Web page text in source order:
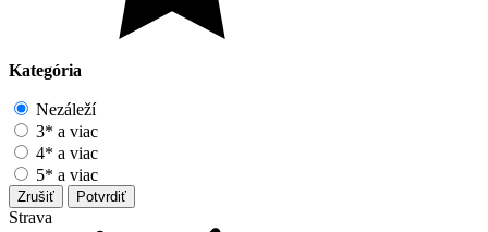
Kategória
Nezáleží
3* a viac
4* a viac
5* a viac
Zrušiť Potvrdiť
Strava